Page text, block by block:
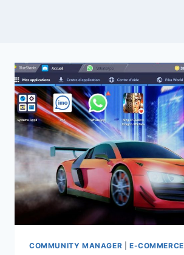
COMMUNITY MANAGER E-COMMERCE